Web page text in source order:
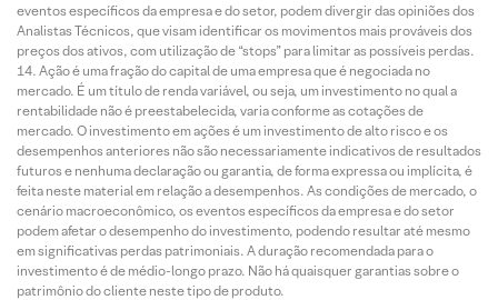
eventos específicos da empresa e do setor, podem divergir das opiniões dos
Analistas Técnicos, que visam identificar os movimentos mais prováveis dos
preços dos ativos, com utilização de “stops” para limitar as possíveis perdas.
Ação é uma fração do capital de uma empresa que é negociada no
mercado. É um título de renda variável, ou seja, um investimento no qual a
rentabilidade não é preestabelecida, varia conforme as cotações de
mercado. O investimento em ações é um investimento de alto risco e os
desempenhos anteriores não são necessariamente indicativos de resultados
futuros e nenhuma declaração ou garantia, de forma expressa ou implícita, é
feita neste material em relação a desempenhos. As condições de mercado, o
cenário macroeconômico, os eventos específicos da empresa e do setor
podem afetar o desempenho do investimento, podendo resultar até mesmo
em significativas perdas patrimoniais. A duração recomendada para o
investimento é de médio-longo prazo. Não há quaisquer garantias sobre o
patrimônio do cliente neste tipo de produto.